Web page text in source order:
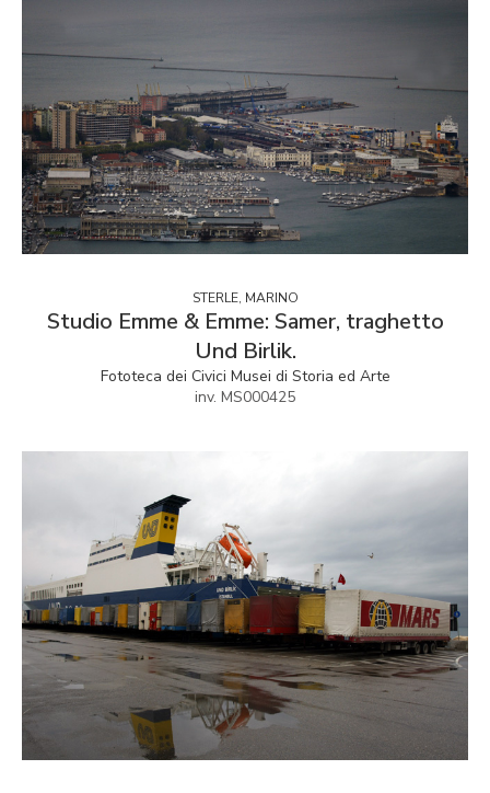
STERLE, MARINO
Studio Emme & Emme: Samer, traghetto
Und Birlik.
Fototeca dei Civici Musei di Storia ed Arte
inv. MS000425